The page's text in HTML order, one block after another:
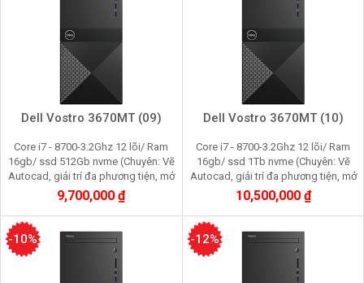
Dell Vostro 3670MT (09)
Core i7 - 8700-3.2Ghz 12 lõi/ Ram
16gb/ ssd 512Gb nvme (Chuyên: Vẽ
Autocad, giải trí đa phương tiện, mở
nhiều trình duyệt web, quản lý dữ liệu
kế toán
9,700,000 ₫
Dell Vostro 3670MT (10)
Core i7 - 8700-3.2Ghz 12 lõi/ Ram
16gb/ ssd 1Tb nvme (Chuyên: Vẽ
Autocad, giải trí đa phương tiện, mở
nhiều trình duyệt web, quản lý dữ liệu
kế toán
10,500,000 ₫
-10% -12%